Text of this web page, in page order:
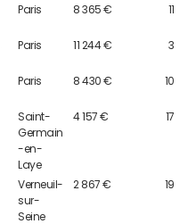
Paris 8 365 €
Paris 11 244 € 3
Paris 8 430 € 10
Saint-
Germain
-en-
Laye
4 157 € 17
Verneuil-
sur-
Seine
2 867 € 19